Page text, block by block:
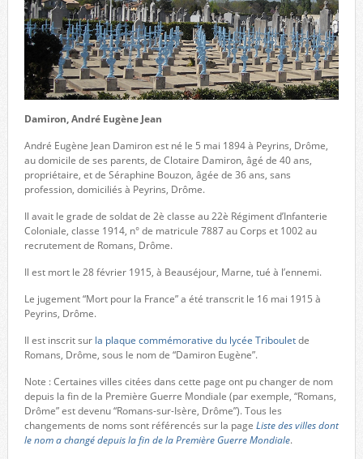
Damiron, André Eugène Jean
André Eugène Jean Damiron est né le 5 mai 1894 à Peyrins, Drôme,
au domicile de ses parents, de Clotaire Damiron, âgé de 40 ans,
propriétaire, et de Séraphine Bouzon, âgée de 36 ans, sans
profession, domiciliés à Peyrins, Drôme.
Il avait le grade de soldat de 2è classe au 22è Régiment d’Infanterie
Coloniale, classe 1914, n° de matricule 7887 au Corps et 1002 au
recrutement de Romans, Drôme.
Il est mort le 28 février 1915, à Beauséjour, Marne, tué à l’ennemi.
Le jugement “Mort pour la France” a été transcrit le 16 mai 1915 à
Peyrins, Drôme.
Il est inscrit sur la plaque commémorative du lycée Tribouletde
Romans, Drôme, sous le nom de “Damiron Eugène”.
Note : Certaines villes citées dans cette page ont pu changer de nom
depuis la fin de la Première Guerre Mondiale (par exemple, “Romans,
Drôme” est devenu “Romans-sur-Isère, Drôme”). Tous les
changements de noms sont référencés sur la page Liste des villes dont
le nom a changé depuis la fin de la Première Guerre Mondiale.